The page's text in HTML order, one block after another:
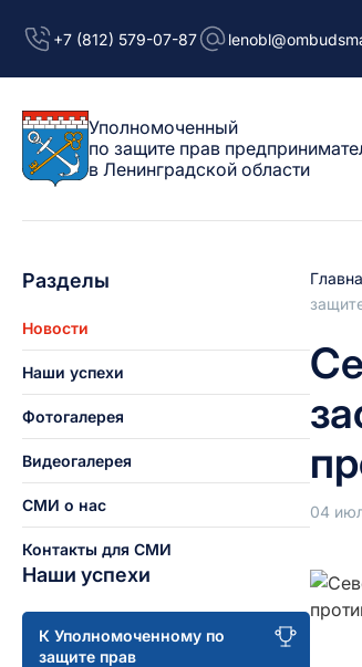
+7 (812) 579-07-87
Уполномоченный
по защите прав
в Ленинградской области
Разделы
Новости
Наши успехи
Фотогалерея
Видеогалерея
СМИ о нас
Контакты для СМИ
Наши успехи
К Уполномоченному по
защите прав
04